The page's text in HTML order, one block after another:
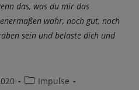
das, was du mir das
wahr, noch gut, noch
sein und belaste dich und
Impulse